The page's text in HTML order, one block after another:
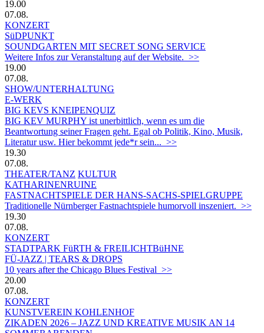
19.00
07.08.
KONZERT
SüDPUNKT
SOUNDGARTEN MIT SECRET SONG SERVICE
Weitere Infos zur Veranstaltung auf der Website. >>
19.00
07.08.
SHOW/UNTERHALTUNG
E-WERK
BIG KEVS KNEIPENQUIZ
BIG KEV MURPHY ist unerbittlich, wenn es um die
Beantwortung seiner Fragen geht. Egal ob Politik, Kino, Musik,
Literatur usw. Hier bekommt jede*r sein... >>
19.30
07.08.
THEATER/TANZ KULTUR
KATHARINENRUINE
FASTNACHTSPIELE DER HANS-SACHS-SPIELGRUPPE
Traditionelle Nürnberger Fastnachtspiele humorvoll inszeniert. >>
19.30
07.08.
KONZERT
STADTPARK FüRTH & FREILICHTBüHNE
FÜ-JAZZ | TEARS & DROPS
10 years after the Chicago Blues Festival >>
20.00
07.08.
KONZERT
KUNSTVEREIN KOHLENHOF
ZIKADEN 2026 – JAZZ UND KREATIVE MUSIK AN 14